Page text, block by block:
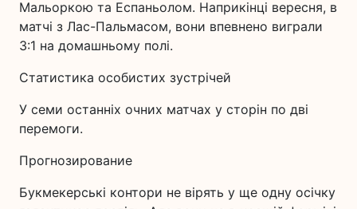
Мальоркою та Еспаньолом. Наприкінці вересня, в
матчі з Лас-Пальмасом, вони впевнено виграли
3:1 на домашньому полі.
Статистика особистих зустрічей
У семи останніх очних матчах у сторін по дві
перемоги.
Прогнозирование
Букмекерські контори не вірять у ще одну осічку